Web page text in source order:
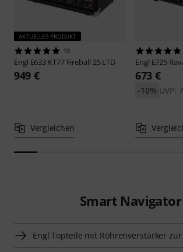
AKTUELLES PRODUKT
18
Engl E633 KT77 Fireball 25 LTD
949 €
Vergleichen
Engl E725
673 €
UVP:
-10%
Smart Navigator
Engl Topteile mit Röhrenverstärker